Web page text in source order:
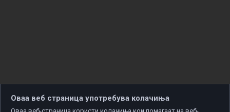
Оваа веб страница употребува колачиња